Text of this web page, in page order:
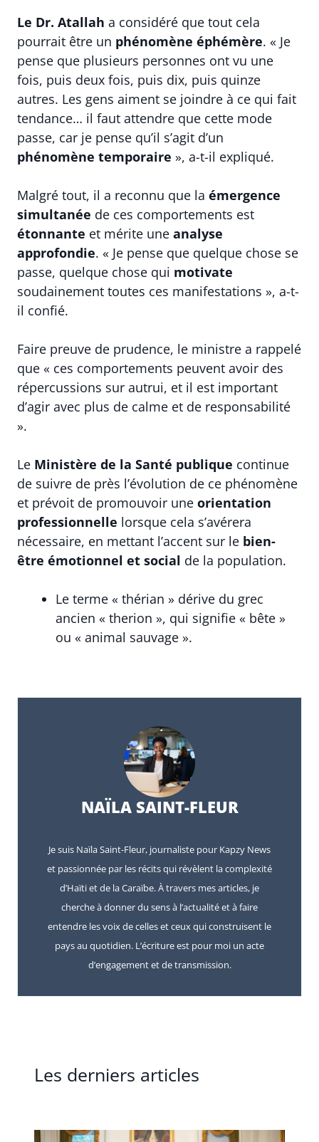
Le Dr. Atallah a considéré que tout cela
pourrait être un phénomène éphémère. « Je
pense que plusieurs personnes ont vu une
fois, puis deux fois, puis dix, puis quinze
autres. Les gens aiment se joindre à ce qui fait
tendance… il faut attendre que cette mode
passe, car je pense qu’il s’agit d’un
phénomène temporaire », a-t-il expliqué.
Malgré tout, il a reconnu que la émergence
simultanée de ces comportements est
étonnante et mérite une analyse
approfondie. « Je pense que quelque chose se
passe, quelque chose qui motivate
soudainement toutes ces manifestations », a-t-
il confié.
Faire preuve de prudence, le ministre a rappelé
que « ces comportements peuvent avoir des
répercussions sur autrui, et il est important
d’agir avec plus de calme et de responsabilité
».
Le Ministère de la Santé publique continue
de suivre de près l’évolution de ce phénomène
et prévoit de promouvoir une orientation
professionnelle lorsque cela s’avérera
nécessaire, en mettant l’accent sur le bien-
être émotionnel et social de la population.
Le terme « thérian » dérive du grec
ancien « therion », qui signifie « bête »
ou « animal sauvage ».
NAÏLA SAINT-FLEUR
Je suis Naïla Saint-Fleur, journaliste pour Kapzy News
et passionnée par les récits qui révèlent la complexité
d’Haïti et de la Caraïbe. À travers mes articles, je
cherche à donner du sens à l’actualité et à faire
entendre les voix de celles et ceux qui construisent le
pays au quotidien. L’écriture est pour moi un acte
d’engagement et de transmission.
Les derniers articles